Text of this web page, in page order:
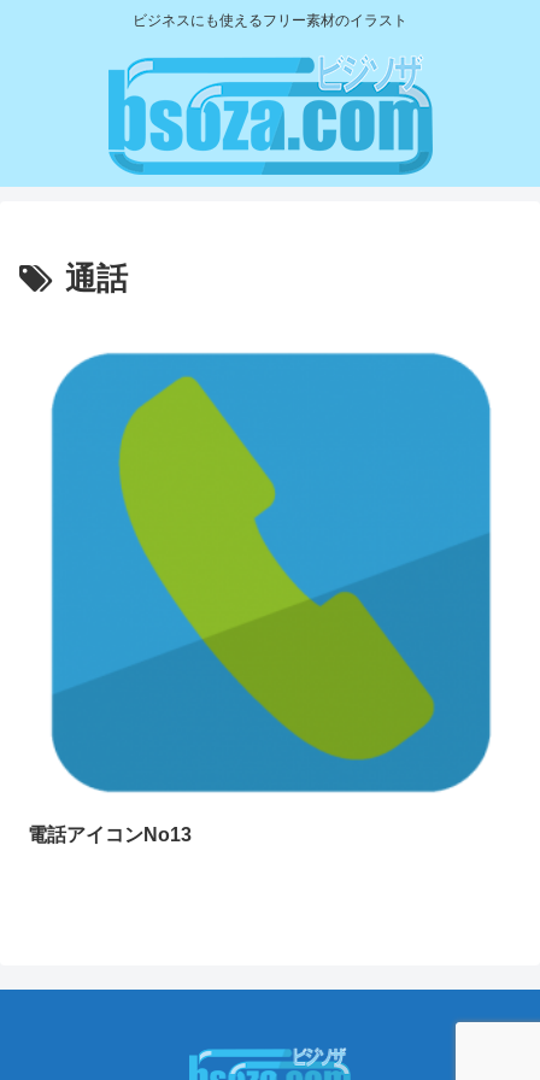
ビジネスにも使えるフリー素材のイラスト
通話
電話アイコンNo13